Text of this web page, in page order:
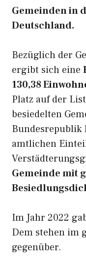
Gemeinden in
Deutschland.
Bezüglich der
ergibt sich eine
130,38
Platz auf der
besiedelten
Bundesrepublik
amtlichen
Gemeinde mit
Im Jahr 2022
Dem stehen im
gegenüber.